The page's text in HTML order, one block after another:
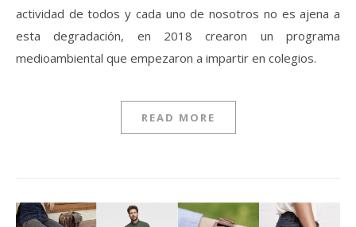
actividad de todos y cada uno de nosotros no es ajena a
esta degradación, en 2018 crearon un programa
medioambiental que empezaron a impartir en colegios.
READ MORE